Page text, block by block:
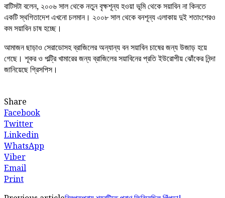
বাটিসটা বলেন, ২০০৬ সাল থেকে নতুন বৃক্ষশূন্য হওয়া ভূমি থেকে সয়াবিন না কিনতে
একটি স্থগিতাদেশ এখনো চলমান। ২০০৮ সাল থেকে বনশূন্য এলাকায় দুই শতাংশেরও
কম সয়াবিন চাষ হচ্ছে।
আমাজন ছাড়াও সেরাডোসহ ব্রাজিলের অন্যান্য বন সয়াবিন চাষের জন্য উজাড় হয়ে
গেছে। শূকর ও পল্ট্রি খামারের জন্য ব্রাজিলের সয়াবিনের প্রতি ইউরোপীয় ঝোঁকের নিন্দা
জানিয়েছে গ্রিসপিস।
Share
Facebook
Twitter
Linkedin
WhatsApp
Viber
Email
Print